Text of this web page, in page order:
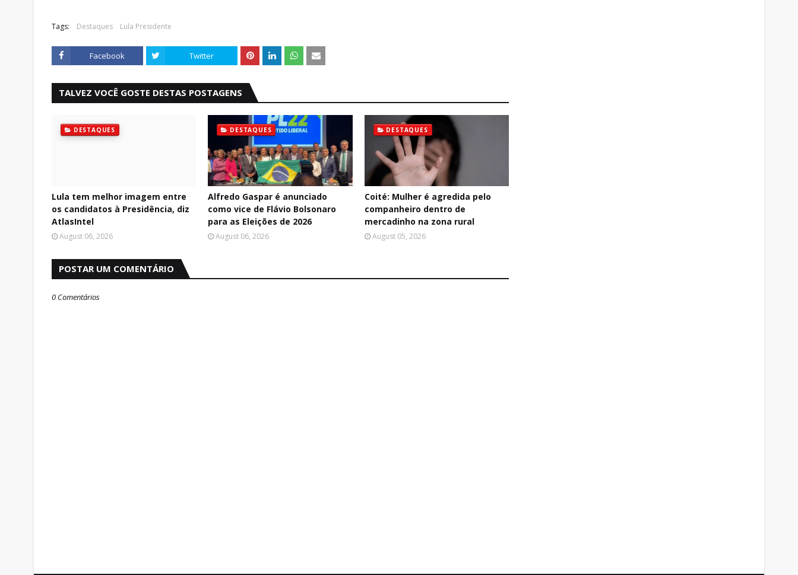
Tags: Destaques Lula Presidente
Facebook Twitter
TALVEZ VOCÊ GOSTE DESTAS POSTAGENS
DESTAQUES
Lula tem melhor imagem entre
os candidatos à Presidência, diz
AtlasIntel
August 06, 2026
DESTAQUES
Alfredo Gaspar é anunciado
como vice de Flávio Bolsonaro
para as Eleições de 2026
August 06, 2026
DESTAQUES
Coité: Mulher é agredida pelo
companheiro dentro de
mercadinho na zona rural
August 05, 2026
POSTAR UM COMENTÁRIO
0 Comentários